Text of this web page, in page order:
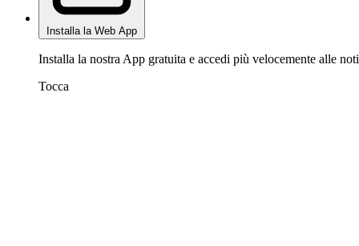
Installa la Web App
Installa la nostra App gratuita e accedi più velocemente alle
Tocca